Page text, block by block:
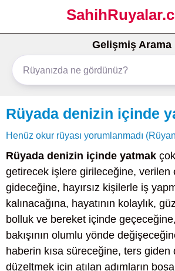
Gelişmiş Arama
Rüyada denizin içinde
Henüz okur rüyası yorumlanmadı
Rüyada denizin içinde yatmak
getirecek işlere girileceğine, verilen
gideceğine, hayırsız kişilerle iş
kalınacağına, hayatının kolaylık,
bolluk ve bereket içinde
bakışının olumlu yönde
haberin kısa süreceğine, ters giden
düzeltmek için atılan adımların